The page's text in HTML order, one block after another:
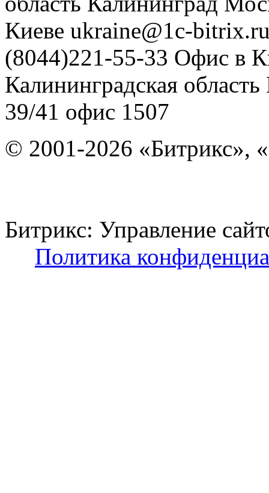
Киеве ukraine@1c-
(8044)221-55-33 Офис в
Калининградская область
39/41 офис 1507
© 2001-2026 «Битрикс»,
Битрикс: Управление
Политика